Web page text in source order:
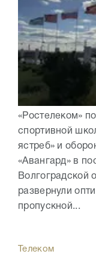
«Ростелеком»
спортивной
ястреб» и
«Авангард» в
Волгоградской
развернули
пропускной...
Телеком